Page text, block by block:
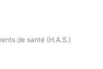
de santé (H.A.S.)